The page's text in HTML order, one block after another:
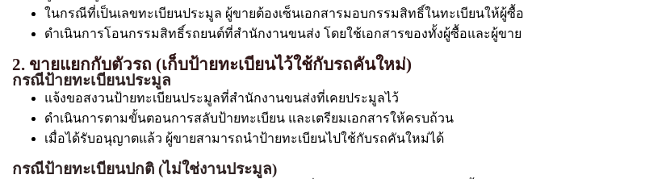
ในกรณีที่เป็นเลขทะเบียนประมูล ผู้ขายต้องเซ็นเอกสารมอบกรรมสิทธิ์ในทะเบียนให้ผู้ซื้อ
ดำเนินการโอนกรรมสิทธิ์รถยนต์ที่สำนักงานขนส่ง โดยใช้เอกสารของทั้งผู้ซื้อและผู้ขาย
2. ขายแยกกับตัวรถ (เก็บป้ายทะเบียนไว้ใช้กับรถคันใหม่)
กรณีป้ายทะเบียนประมูล
แจ้งขอสงวนป้ายทะเบียนประมูลที่สำนักงานขนส่งที่เคยประมูลไว้
ดำเนินการตามขั้นตอนการสลับป้ายทะเบียน และเตรียมเอกสารให้ครบถ้วน
เมื่อได้รับอนุญาตแล้ว ผู้ขายสามารถนำป้ายทะเบียนไปใช้กับรถคันใหม่ได้
กรณีป้ายทะเบียนปกติ (ไม่ใช่งานประมูล)